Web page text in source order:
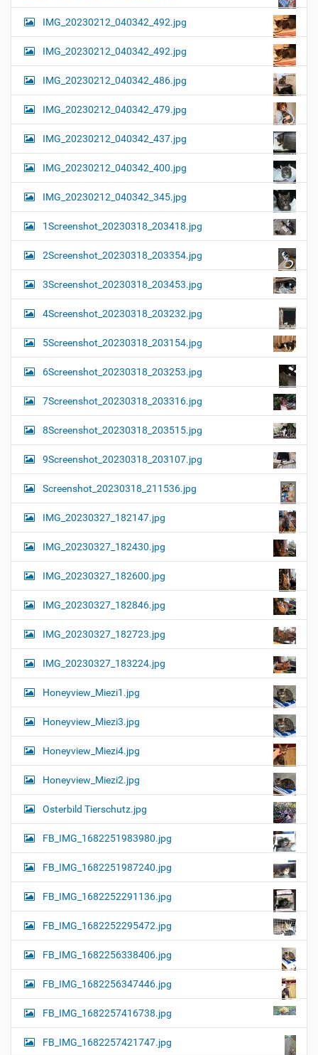
IMG_20230212_040342_492.jpg
IMG_20230212_040342_492.jpg
IMG_20230212_040342_486.jpg
IMG_20230212_040342_479.jpg
IMG_20230212_040342_437.jpg
IMG_20230212_040342_400.jpg
IMG_20230212_040342_345.jpg
1Screenshot_20230318_203418.jpg
2Screenshot_20230318_203354.jpg
3Screenshot_20230318_203453.jpg
4Screenshot_20230318_203232.jpg
5Screenshot_20230318_203154.jpg
6Screenshot_20230318_203253.jpg
7Screenshot_20230318_203316.jpg
8Screenshot_20230318_203515.jpg
9Screenshot_20230318_203107.jpg
Screenshot_20230318_211536.jpg
IMG_20230327_182147.jpg
IMG_20230327_182430.jpg
IMG_20230327_182600.jpg
IMG_20230327_182846.jpg
IMG_20230327_182723.jpg
IMG_20230327_183224.jpg
Honeyview_Miezi1.jpg
Honeyview_Miezi3.jpg
Honeyview_Miezi4.jpg
Honeyview_Miezi2.jpg
Osterbild Tierschutz.jpg
FB_IMG_1682251983980.jpg
FB_IMG_1682251987240.jpg
FB_IMG_1682252291136.jpg
FB_IMG_1682252295472.jpg
FB_IMG_1682256338406.jpg
FB_IMG_1682256347446.jpg
FB_IMG_1682257416738.jpg
FB_IMG_1682257421747.jpg